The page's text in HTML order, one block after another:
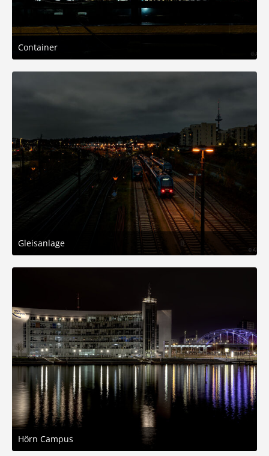
Container
10. November 2025 um 14:29
4
Gleisanlage
10. November 2025 um 14:29
5
Hörn Campus
9. November 2025 um 19:59